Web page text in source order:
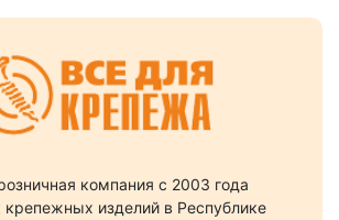
компания c 2003 года
крепежных изделий в Республике